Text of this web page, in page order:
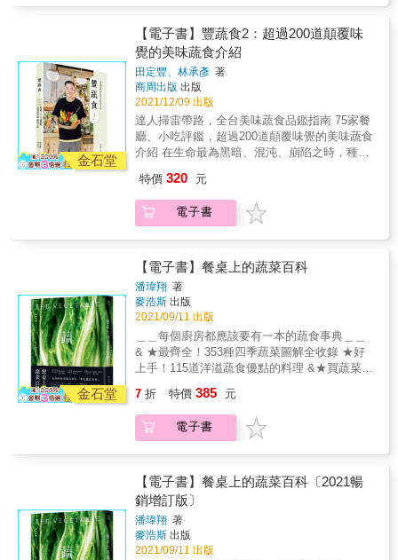
增強免疫力。 【霜降】北方露水凝為霜，養生
應藏精氣，宜平補忌暴食。 ✑24節氣養生食療
&mdash;冬季篇 【立冬】寒邪易入侵，補冬補
嘴空，適合滋補或食療養生。 【小雪】天氣轉
寒應減少精氣神消耗，除淨燥熱準備過冬。
【大雪】提高人體免疫和抗寒力，季節蔬菜有
益冬天食補。 【冬至】陽氣弱陰氣盛，調養體
質好時機，適合補腎強心。 【小寒】寒氣最
盛，心腎陽氣易不足，宜熱食以滋補身體。
【大寒】天寒宜早睡晚起，保暖固腎養心，避
濕邪護脾胃。 ✑24節氣養生食療&mdash;夏季
篇 【立夏】天氣漸熱，肝氣轉弱心氣增，飲食
宜清淡補水分。 【小滿】濕熱氣候易讓人不
安，清熱利濕的食物可解煩悶。 【芒種】暑濕
困脾更要當心粽子，清熱祛濕食材開胃消脹。
【夏至】天熱食慾差，護心冷食不可多，補充
水分為優先。 【小暑】避免太陽過度曝曬，養
生宜開胃、除濕、助消化。 【大暑】高溫高濕
大地像蒸籠，降火排濕食材治『苦夏症。』
✑24節氣養生食療&mdash;秋季篇 【立秋】陽
肺。 【處暑】暑熱終結轉秋燥，預防秋老虎首
重滋陰清熱潤燥。 【白露】日夜溫差大，勿貪
涼。宜滋補養陰，轉骨好時機。 【秋分】日夜
增強免疫力。 【霜降】北方露水凝為霜，養生
應藏精氣，宜平補忌暴食。 ✑24節氣養生食療
&mdash;冬季篇 【立冬】寒邪易入侵，補冬補
嘴空，適合滋補或食療養生。 【小雪】天氣轉
寒應減少精氣神消耗，除淨燥熱準備過冬。
【大雪】提高人體免疫和抗寒力，季節蔬菜有
益冬天食補。 【冬至】陽氣弱陰氣盛，調養體
質好時機，適合補腎強心。 【小寒】寒氣最
盛，心腎陽氣易不足，宜熱食以滋補身體。
免過度進補。
幸運是上天的餽贈，他要珍惜這種幸運，將自
己擁有的與其他人分享。 《豐蔬食》於焉誕
生，他試著分享自己所知道的一切：蔬食如何
改變他的生活態度；蔬食也可以做出各種讓人
垂涎三尺、色香味俱全的菜色；蔬食的口感也
可以很有層次&hellip;&hellip;《豐蔬食2》則是
源於分享後所得到的回饋，從讀者的回應中，
他知道自己確實可以一點一點地影響、改變他
人，並從中得到更多快樂。 延續《豐蔬食》的
寫作風格、維持神祕客的暗訪方式，吃遍全台
薦的餐廳及小吃、分享10道以水果入菜的手作
料理食譜，透過文字與圖片，引領讀者享用一
道道蔬食饗宴。 在餐廳評鑑標準上，仍維持固
「二星」與「三星」。 推薦：菜色新穎或口味
佳，值得一嚐。 一星：料理讓人驚艷，其他部
分也達到基本水準。 二星：廚藝精湛，品嚐到
其獨特，菜色具識別度。 三星：匠心獨具，引
領潮流，短期之內難以被複製或取代。 《豐蔬
食2》更調整了順序編排，採用地域畫分，將台
灣本島共16個行政區域分為北（雙北、桃園、
林）、南（嘉義、台南、高雄、屏東）、東
（宜蘭、花蓮、台東）四區，依序羅列介紹，
讓讀者每到一處便能按圖索驥，找到合適的蔬
時有所參考，也盼葷食者透過《豐蔬食2》，了
解不斷進化演變的蔬食世界，是多麼豐沛而有
活力。
金石堂
【電子書】豐蔬食2：超過200道顛覆味
覺的美味蔬食介紹
田定豐、林承彥 著
商周出版 出版
2021/12/09 出版
達人掃雷帶路，全台美味蔬食品鑑指南 75家餐
廳、小吃評鑑，超過200道顛覆味覺的美味蔬食
介紹 在生命最為黑暗、混沌、崩陷之時，種子
為不過是小小的飲食習慣改變，卻連帶影響了
人生的各個面向，包括生活態度與價值觀。 吃
素二十多年，田定豐意識到，世上沒有什麼事
幸運是上天的餽贈，他要珍惜這種幸運，將自
己擁有的與其他人分享。 《豐蔬食》於焉誕
生，他試著分享自己所知道的一切：蔬食如何
改變他的生活態度；蔬食也可以做出各種讓人
垂涎三尺、色香味俱全的菜色；蔬食的口感也
可以很有層次&hellip;&hellip;《豐蔬食2》則是
源於分享後所得到的回饋，從讀者的回應中，
他知道自己確實可以一點一點地影響、改變他
人，並從中得到更多快樂。 延續《豐蔬食》的
近百間蔬食餐廳，嚴格篩選出70多家家值得推
薦的餐廳及小吃、分享10道以水果入菜的手作
料理食譜，透過文字與圖片，引領讀者享用一
道道蔬食饗宴。 在餐廳評鑑標準上，仍維持固
有的四個等級，分別是「推薦」、「一星」、
「二星」與「三星」。 推薦：菜色新穎或口味
佳，值得一嚐。 一星：料理讓人驚艷，其他部
分也達到基本水準。 二星：廚藝精湛，品嚐到
其獨特，菜色具識別度。 三星：匠心獨具，引
特價 320 元
電子書
金石堂
【電子書】餐桌上的蔬菜百科
潘瑋翔 著
麥浩斯 出版
2021/09/11 出版
＿＿每個廚房都應該要有一本的蔬食事典＿＿
& ★最齊全！353種四季蔬菜圖解全收錄 ★好
上手！115道洋溢蔬食優點的料理 &★買蔬菜、
中重要且不可缺少的食材， 種類豐富，吃法精
彩多變，家常而知識廣泛， 除了跟著時節買到
當下盛產，在日日使用中，總是會出現很多小
見的353種蔬菜， 告訴你如何用看的、摸的、
聞的挑到好食材？ 簡單的處理訣竅就能讓烹調
更上手？ 蔬菜從頭到尾，有哪些不浪費的聰明
用法？ 依料理方式不同，又該怎麼變化刀工？
從「產季」、「產地」、「辨識」、「挑
7 折 特價 385 元
電子書
【電子書】餐桌上的蔬菜百科〔2021暢
銷增訂版〕
潘瑋翔 著
麥浩斯 出版
2021/09/11 出版